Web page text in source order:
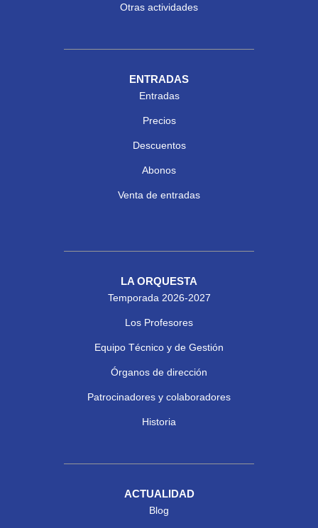
Otras actividades
ENTRADAS
Entradas
Precios
Descuentos
Abonos
Venta de entradas
LA ORQUESTA
Temporada 2026-2027
Los Profesores
Equipo Técnico y de Gestión
Órganos de dirección
Patrocinadores y colaboradores
Historia
ACTUALIDAD
Blog